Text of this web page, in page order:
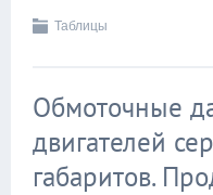
Таблицы
Обмоточные
двигателей
габаритов.